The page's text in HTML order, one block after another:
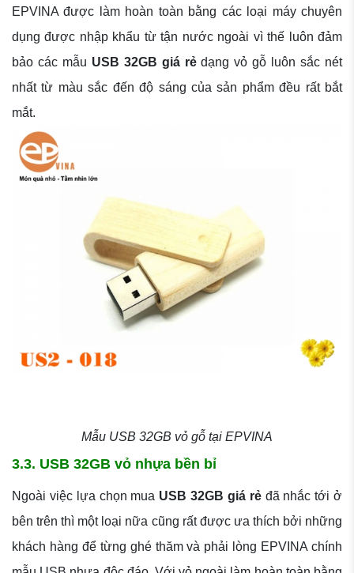
EPVINA được làm hoàn toàn bằng các loại máy chuyên
dụng được nhập khẩu từ tận nước ngoài vì thế luôn đảm
bảo các mẫu USB 32GB giá rẻdạng vỏ gỗ luôn sắc nét
nhất từ màu sắc đến độ sáng của sản phẩm đều rất bắt
mắt.
Mẫu USB 32GB vỏ gỗ tại EPVINA
3.3. USB 32GB vỏ nhựa bền bỉ
Ngoài việc lựa chọn mua USB 32GB giá rẻđã nhắc tới ở
bên trên thì một loại nữa cũng rất được ưa thích bởi những
khách hàng để từng ghé thăm và phải lòng EPVINA chính